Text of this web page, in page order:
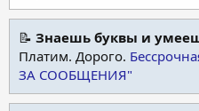
📝 Знаешь буквы и
Платим. Дорого.
ЗА СООБЩЕНИЯ"